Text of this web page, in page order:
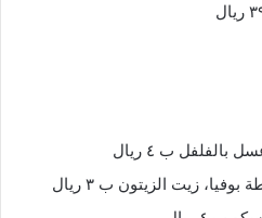
ب ٤ ريال
زيت الزيتون ب ٣ ريال